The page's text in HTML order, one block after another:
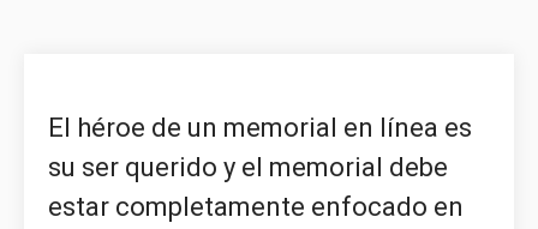
El héroe de un memorial en línea es
su ser querido y el memorial debe
estar completamente enfocado en